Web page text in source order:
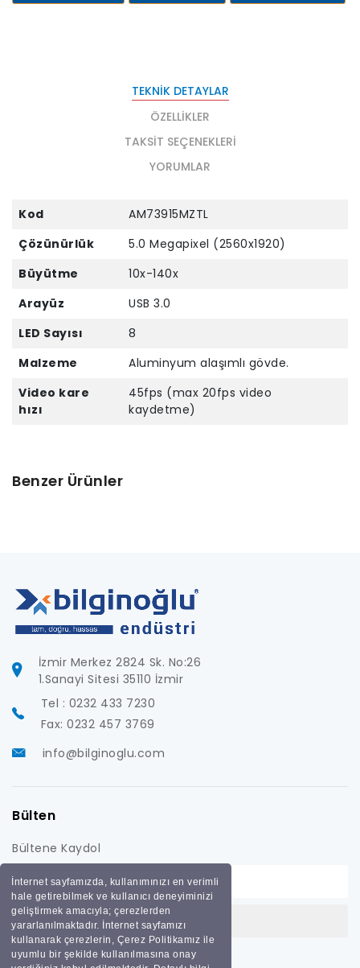
İnternet sayfamızda, kullanımınızı en verimli
hale getirebilmek ve kullanıcı deneyiminizi
geliştirmek amacıyla; çerezlerden
yararlanılmaktadır. İnternet sayfamızı
kullanarak çerezlerin, Çerez Politikamız ile
uyumlu bir şekilde kullanılmasına onay
TEKNIK DETAYLAR
ÖZELLIKLER
TAKSIT SEÇENEKLERI
YORUMLAR
Kod
AM73915MZTL
Çözünürlük
5.0 Megapixel (2560x1920)
Büyütme
10x-140x
Arayüz
USB 3.0
LED Sayısı
8
Malzeme
Aluminyum alaşımlı gövde.
Video kare
hızı
45fps (max 20fps video
kaydetme)
Benzer Ürünler
İzmir Merkez 2824 Sk. No:26
1.Sanayi Sitesi 35110 İzmir
Tel : 0232 433 7230
Fax: 0232 457 3769
info@bilginoglu.com
Bülten
Bültene Kaydol